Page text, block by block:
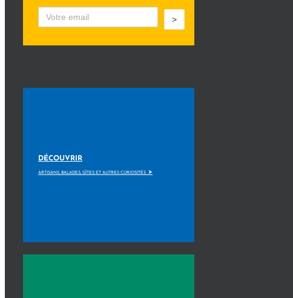
>
DÉCOUVRIR
ARTISANS, BALADES, GÎTES ET AUTRES CURIOSITÉS >